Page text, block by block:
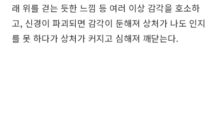
래 위를 걷는 듯한 느낌 등 여러 이상 감각을 호소하
고, 신경이 파괴되면 감각이 둔해져 상처가 나도 인지
를 못 하다가 상처가 커지고 심해져 깨닫는다.